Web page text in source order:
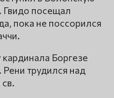
Гвидо посещал
пока не поссорился
кардинала Боргезе
Рени трудился над